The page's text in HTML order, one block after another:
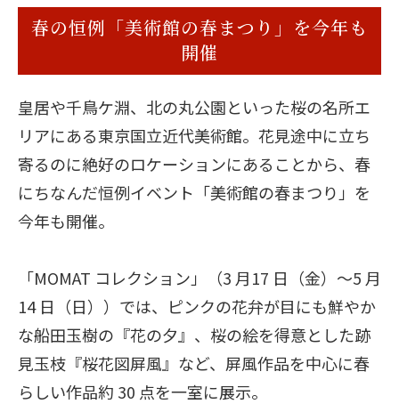
春の恒例「美術館の春まつり」を今年も
開催
皇居や千鳥ケ淵、北の丸公園といった桜の名所エ
リアにある東京国立近代美術館。花見途中に立ち
寄るのに絶好のロケーションにあることから、春
にちなんだ恒例イベント「美術館の春まつり」を
今年も開催。
「MOMAT コレクション」（3 月17 日（金）～5 月
14 日（日））では、ピンクの花弁が目にも鮮やか
な船田玉樹の『花の夕』、桜の絵を得意とした跡
見玉枝『桜花図屏風』など、屏風作品を中心に春
らしい作品約 30 点を一室に展示。